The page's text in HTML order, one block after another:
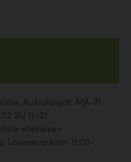
Aukioloajat: MA-TI
SU 11–21
eläväisen
Lounas arkisin 11:00-